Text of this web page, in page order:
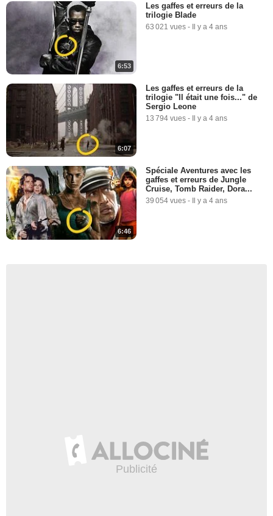
6:53
Les gaffes et erreurs de la
trilogie Blade
63 021 vues - Il y a 4 ans
6:07
Les gaffes et erreurs de la
trilogie "Il était une fois..." de
Sergio Leone
13 794 vues - Il y a 4 ans
6:46
Spéciale Aventures avec les
gaffes et erreurs de Jungle
Cruise, Tomb Raider, Dora...
39 054 vues - Il y a 4 ans